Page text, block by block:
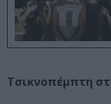
Τσικνοπέμπτη